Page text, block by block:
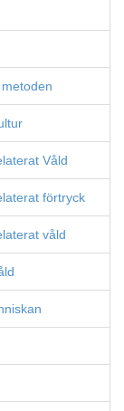
Våld
förtryck
våld